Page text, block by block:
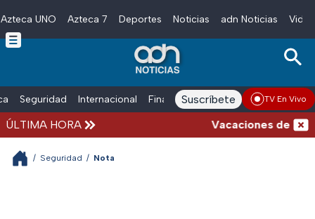
Skip to main content
Azteca UNO Azteca 7 Deportes Noticias adn Noticias
Seguridad Internacional Finanzas adn Noticias Radio
Suscríbete TV En Vivo
ÚLTIMA HORA Vacaciones de
/ Seguridad / Nota